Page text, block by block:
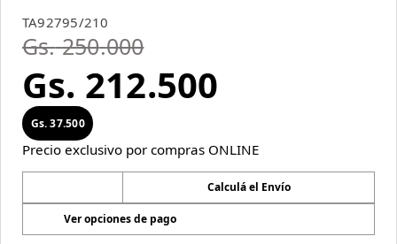
TA92795/210
Gs. 250.000
Gs. 212.500
Gs. 37.500
Precio exclusivo por compras ONLINE
Calculá el Envío
Ver opciones de pago